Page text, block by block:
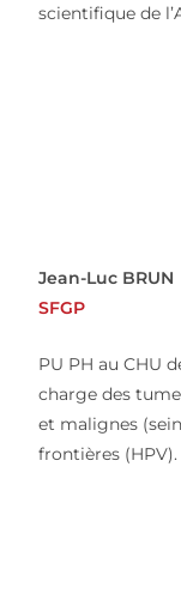
scientifique de
Jean-Luc BRUN
SFGP
PU PH au CHU
charge des
et malignes
frontières (HPV).